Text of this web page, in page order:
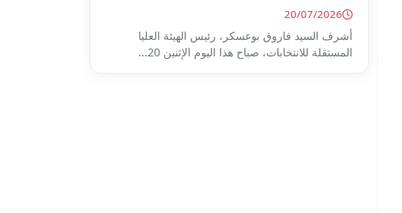
20/07/2026
أشرف السيد فاروق بوعسكر، رئيس الهيئة العليا
المستقلة للانتخابات، صباح هذا اليوم الإثنين 20...